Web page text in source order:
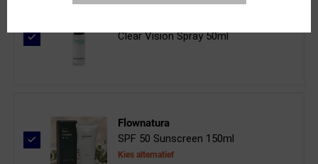
Clear Vision Spray 50ml
Flownatura
SPF 50 Sunscreen 150ml
Kies alternatief